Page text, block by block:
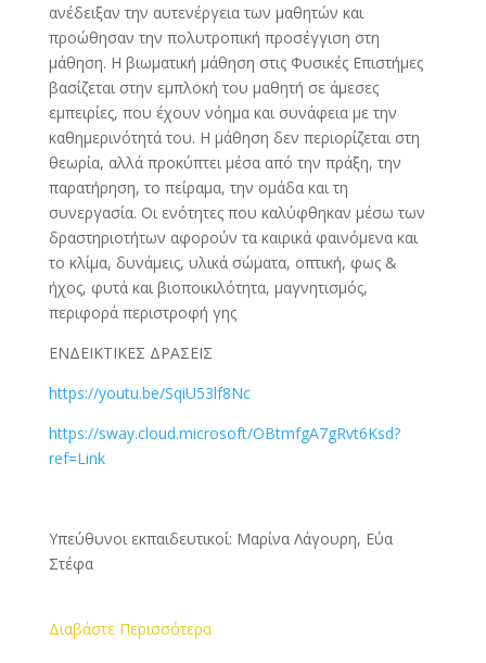
ανέδειξαν την αυτενέργεια των μαθητών και
προώθησαν την πολυτροπική προσέγγιση στη
μάθηση. Η βιωματική μάθηση στις Φυσικές Επιστήμες
βασίζεται στην εμπλοκή του μαθητή σε άμεσες
εμπειρίες, που έχουν νόημα και συνάφεια με την
καθημερινότητά του. Η μάθηση δεν περιορίζεται στη
θεωρία, αλλά προκύπτει μέσα από την πράξη, την
παρατήρηση, το πείραμα, την ομάδα και τη
συνεργασία. Οι ενότητες που καλύφθηκαν μέσω των
δραστηριοτήτων αφορούν τα καιρικά φαινόμενα και
το κλίμα, δυνάμεις, υλικά σώματα, οπτική, φως &
ήχος, φυτά και βιοποικιλότητα, μαγνητισμός,
περιφορά περιστροφή γης
ΕΝΔΕΙΚΤΙΚΕΣ ΔΡΑΣΕΙΣ
https://youtu.be/SqiU53lf8Nc
https://sway.cloud.microsoft/OBtmfgA7gRvt6Ksd?
ref=Link
Υπεύθυνοι εκπαιδευτικοί: Μαρίνα Λάγουρη, Εύα
Στέφα
Διαβάστε Περισσότερα